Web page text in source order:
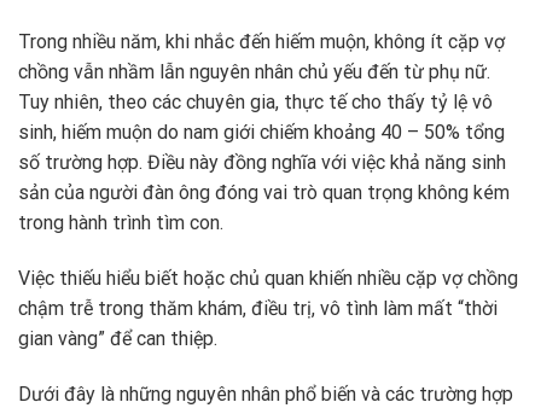
Trong nhiều năm, khi nhắc đến hiếm muộn, không ít cặp vợ
chồng vẫn nhầm lẫn nguyên nhân chủ yếu đến từ phụ nữ.
Tuy nhiên, theo các chuyên gia, thực tế cho thấy tỷ lệ vô
sinh, hiếm muộn do nam giới chiếm khoảng 40 – 50% tổng
số trường hợp. Điều này đồng nghĩa với việc khả năng sinh
sản của người đàn ông đóng vai trò quan trọng không kém
trong hành trình tìm con.
Việc thiếu hiểu biết hoặc chủ quan khiến nhiều cặp vợ chồng
chậm trễ trong thăm khám, điều trị, vô tình làm mất “thời
gian vàng” để can thiệp.
Dưới đây là những nguyên nhân phổ biến và các trường hợp